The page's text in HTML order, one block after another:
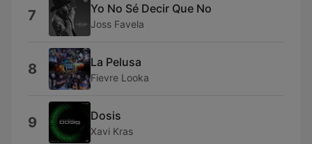
7 Yo No Sé Decir Que No
Joss Favela
8 La Pelusa
Fievre Looka
9 Dosis
Xavi Kras